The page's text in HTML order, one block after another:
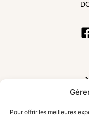
Pour offrir les meilleures
Inscrivez-vous à notre